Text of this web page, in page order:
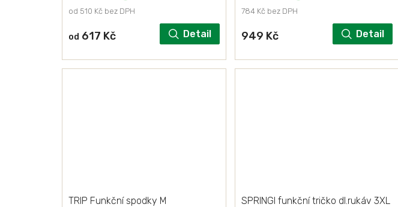
od 510 Kč bez DPH
od 617 Kč Detail
784 Kč bez DPH
949 Kč Detail
TRIP Funkční spodky M SPRINGI funkční tričko dl.rukáv 3XL